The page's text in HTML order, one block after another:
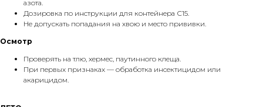
азота.
Дозировка по инструкции для контейнера С15.
Не допускать попадания на хвою и место прививки.
Осмотр
Проверять на тлю, хермес, паутинного клеща.
При первых признаках — обработка инсектицидом или
акарицидом.